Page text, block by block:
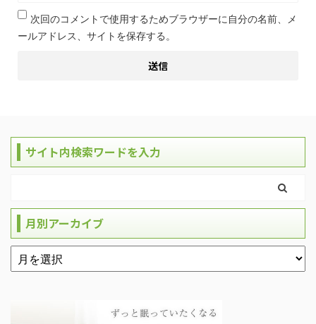
次回のコメントで使用するためブラウザーに自分の名前、メ
ールアドレス、サイトを保存する。
サイト内検索ワードを入力
月別アーカイブ